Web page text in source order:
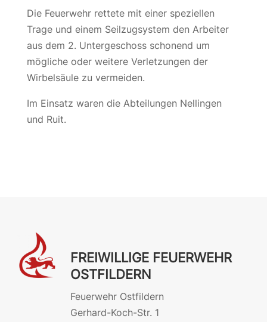
Die Feuerwehr rettete mit einer speziellen
Trage und einem Seilzugsystem den Arbeiter
aus dem 2. Untergeschoss schonend um
mögliche oder weitere Verletzungen der
Wirbelsäule zu vermeiden.
Im Einsatz waren die Abteilungen Nellingen
und Ruit.
FREIWILLIGE FEUERWEHR
OSTFILDERN
Feuerwehr Ostfildern
Gerhard-Koch-Str. 1